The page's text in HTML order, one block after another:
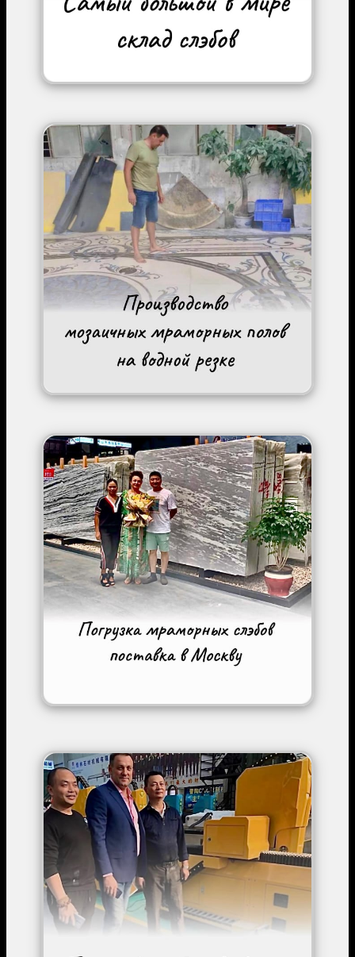
Image
Image
Image